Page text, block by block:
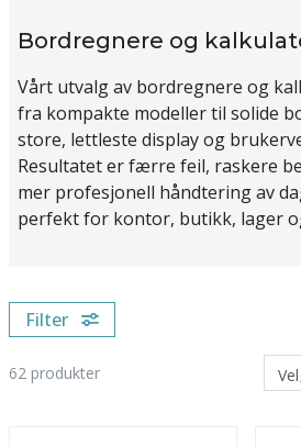
Bordregnere og
Vårt utvalg av bordregnere og
fra kompakte modeller til solide
store, lettleste display og
Resultatet er færre feil, raskere
mer profesjonell håndtering av
perfekt for kontor, butikk, lager
Filter
62 produkter